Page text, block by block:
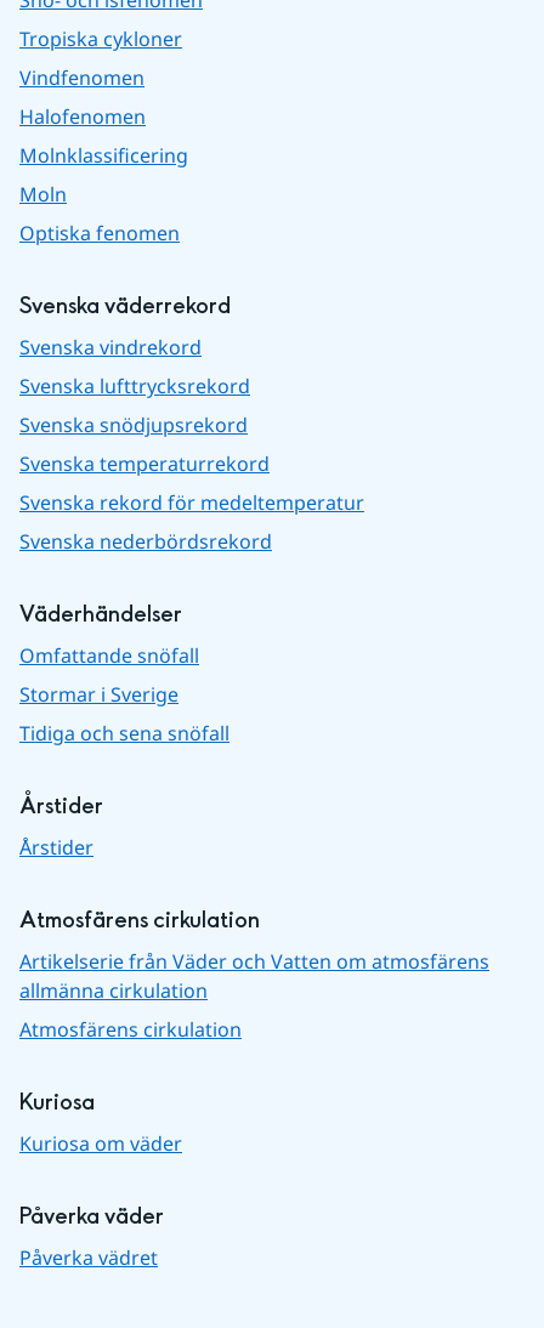
Tropiska cykloner
Vindfenomen
Halofenomen
Molnklassificering
Moln
Optiska fenomen
Svenska väderrekord
Svenska vindrekord
Svenska lufttrycksrekord
Svenska snödjupsrekord
Svenska temperaturrekord
Svenska rekord för medeltemperatur
Svenska nederbördsrekord
Väderhändelser
Omfattande snöfall
Stormar i Sverige
Tidiga och sena snöfall
Årstider
Årstider
Atmosfärens cirkulation
Artikelserie från Väder och Vatten om atmosfärens
allmänna cirkulation
Atmosfärens cirkulation
Kuriosa
Kuriosa om väder
Påverka väder
Påverka vädret